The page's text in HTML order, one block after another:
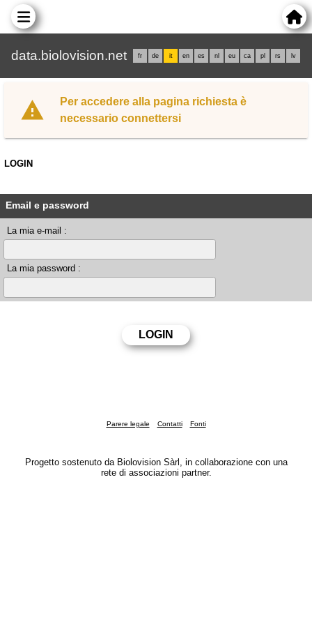
data.biolovision.net fr de it en es nl eu ca pl rs lv
Per accedere alla pagina richiesta è
necessario connettersi
LOGIN
Email e password
La mia e-mail :
La mia password :
Parere legale Contatti Fonti
Progetto sostenuto da Biolovision Sàrl, in collaborazione con una
rete di associazioni partner.